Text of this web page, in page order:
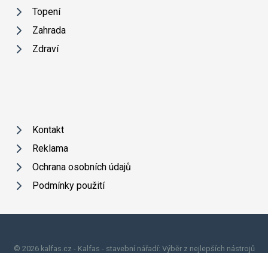
Topení
Zahrada
Zdraví
Kontakt
Reklama
Ochrana osobních údajů
Podmínky použití
© 2026 kalfas.cz - Kalfas - stavební nářadí: Výběr z nejlepších nástrojů